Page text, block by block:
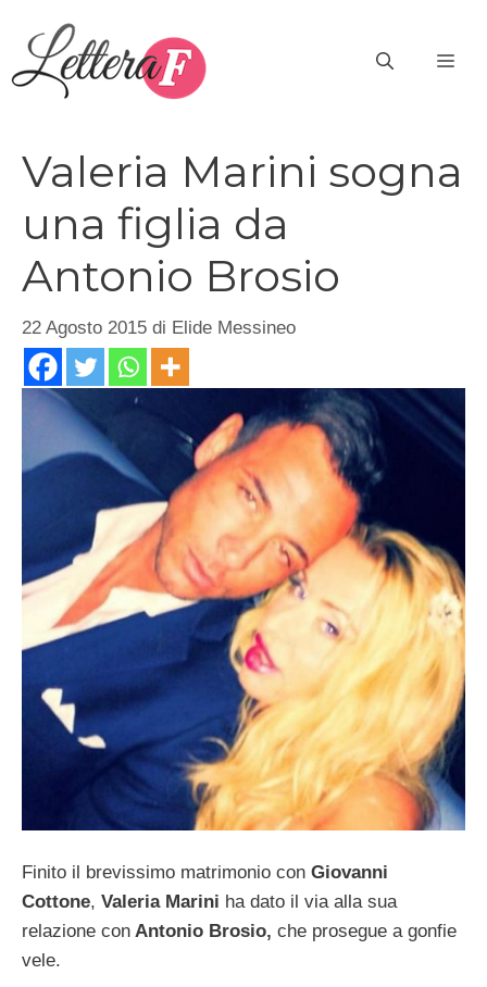
contenuto
Valeria Marini sogna
una figlia da
Antonio Brosio
22 Agosto 2015 di Elide Messineo
Finito il brevissimo matrimonio con Giovanni
Cottone, Valeria Marini ha dato il via alla sua
relazione con Antonio Brosio, che prosegue a gonfie
vele.